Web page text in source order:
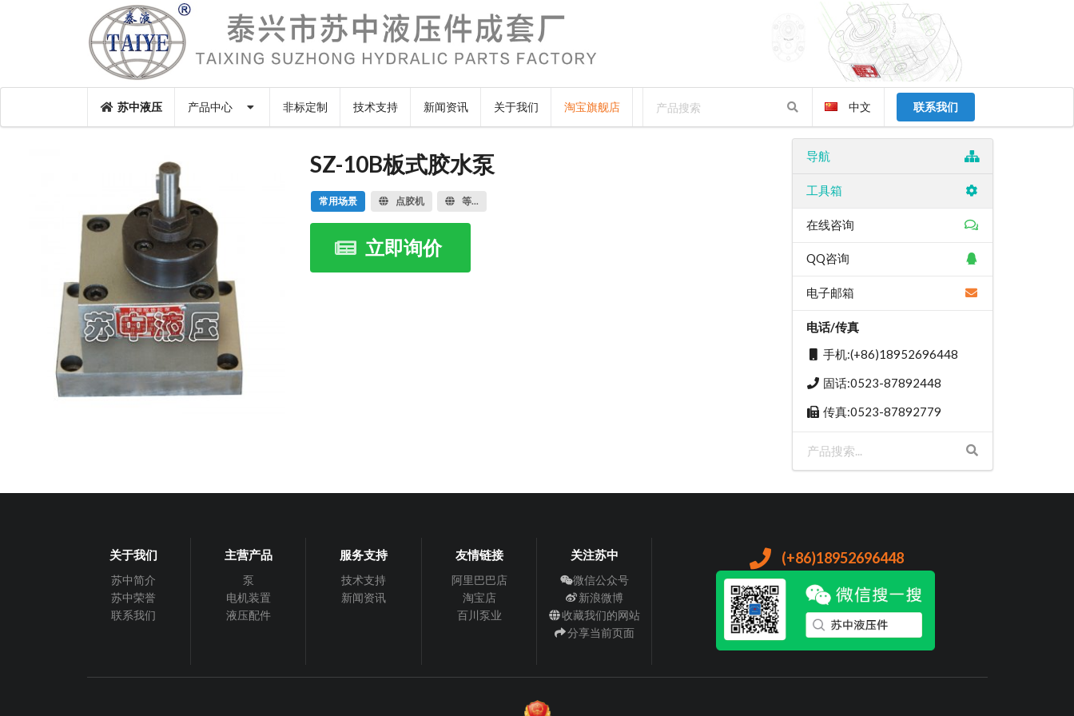
苏中液压 产品中心 非标定制 技术支持 新闻资讯 关于我们 淘宝旗舰店 中文 联系我们
SZ-10B板式胶水泵
常用场景 点胶机 等...
立即询价
导航
工具箱
在线咨询
QQ咨询
电子邮箱
电话/传真
手机:(+86)18952696448
固话:0523-87892448
传真:0523-87892779
关于我们
苏中简介
苏中荣誉
联系我们
主营产品
泵
电机装置
液压配件
服务支持
技术支持
新闻资讯
友情链接
阿里巴巴店
淘宝店
百川泵业
关注苏中
微信公众号
新浪微博
收藏我们的网站
分享当前页面
(+86)18952696448